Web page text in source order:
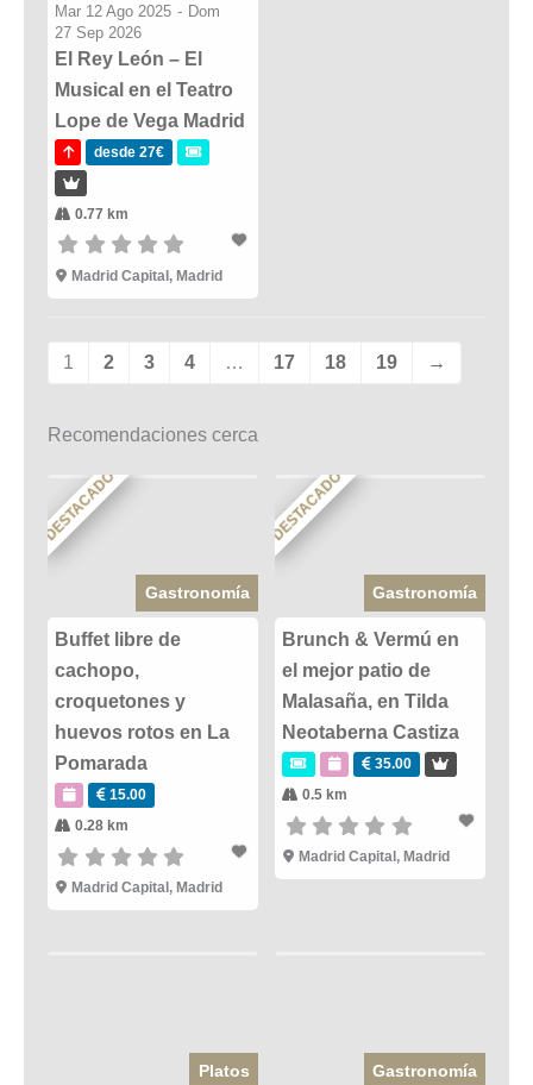
Mar 12 Ago 2025 - Dom
27 Sep 2026
El Rey León – El
Musical en el Teatro
Lope de Vega Madrid
desde 27€
0.77 km
Madrid Capital, Madrid
1 2 3 4 … 17 18 19 →
Recomendaciones cerca
DESTACADO
Gastronomía
Buffet libre de
cachopo,
croquetones y
huevos rotos en La
Pomarada
15.00
0.28 km
Madrid Capital , Madrid
DESTACADO
Gastronomía
Brunch & Vermú en
el mejor patio de
Malasaña, en Tilda
Neotaberna Castiza
35.00
0.5 km
Madrid Capital , Madrid
Platos Gastronomía